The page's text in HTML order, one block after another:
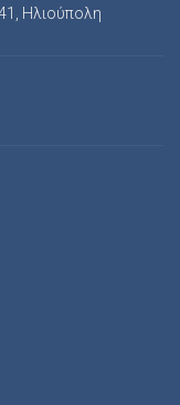
Ηλιούπολη